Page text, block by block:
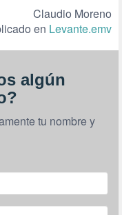
Claudio Moreno
en Levante.emv
algún
tu nombre y